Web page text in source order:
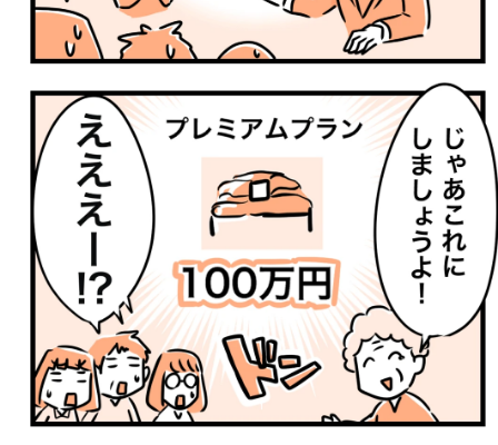
【漫画】『ドタバタで葬儀場を決めて超お金がかかった話』
6（カゲワサビ＠漫画さん提供）